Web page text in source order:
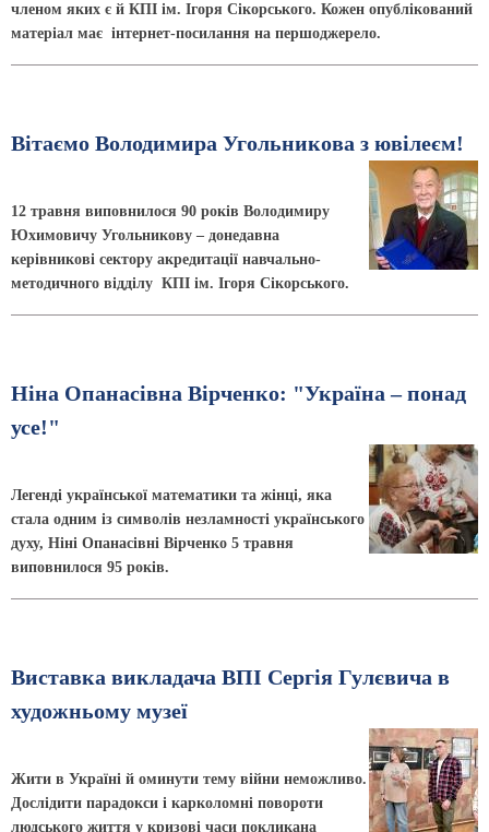
членом яких є й КПІ ім. Ігоря Сікорського. Кожен опублікований
матеріал має інтернет-посилання на першоджерело.
Вітаємо Володимира Угольникова з ювілеєм!
12 травня виповнилося 90 років Володимиру
Юхимовичу Угольникову – донедавна
керівникові сектору акредитації навчально-
методичного відділу КПІ ім. Ігоря Сікорського.
Ніна Опанасівна Вірченко: "Україна – понад
усе!"
Легенді української математики та жінці, яка
стала одним із символів незламності українського
духу, Ніні Опанасівні Вірченко 5 травня
виповнилося 95 років.
Виставка викладача ВПІ Сергія Гулєвича в
художньому музеї
Жити в Україні й оминути тему війни неможливо.
Дослідити парадокси і карколомні повороти
людського життя у кризові часи покликана